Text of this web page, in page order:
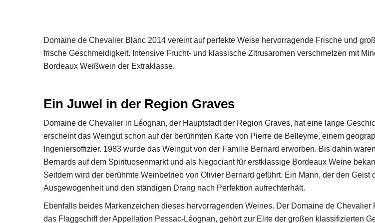
Domaine de Chevalier Blanc 2014 vereint auf perfekte Weise hervorragende Frische und
frische Geschmeidigkeit. Intensive Frucht- und klassische Zitrusaromen verschmelzen mit
Bordeaux Weißwein der Extraklasse.
Ein Juwel in der Region Graves
Domaine de Chevalier in Léognan, der Hauptstadt der Region Graves, hat eine lange
erscheint das Weingut schon aufder berühmten Karte von Pierre de Belleyme, einem
Ingeniersoffizier. 1983 wurde das Weingut von der Familie Bernard erworben. Bis dahin
Bernards auf dem Spirituosenmarkt und als Negociant für erstklassige Bordeaux Weine
Seitdem wird der berühmte Weinbetrieb von Olivier Bernard geführt. Ein Mann, der den Geist
Ausgewogenheit und den ständigen Drang nach Perfektion aufrechterhält.
Ebenfalls beides Markenzeichen dieses hervorragenden Weines. Der Domaine de Chevalier
das Flaggschiff der Appellation Pessac-Léognan, gehört zur Elite der großen klassifizierten